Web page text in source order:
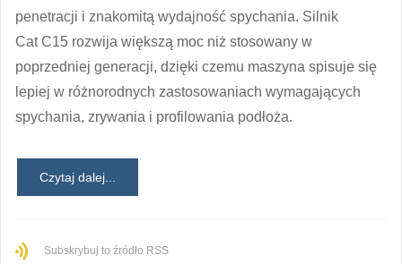
penetracji i znakomitą wydajność spychania. Silnik
Cat C15 rozwija większą moc niż stosowany w
poprzedniej generacji, dzięki czemu maszyna spisuje się
lepiej w różnorodnych zastosowaniach wymagających
spychania, zrywania i profilowania podłoża.
Czytaj dalej...
Subskrybuj to źródło RSS